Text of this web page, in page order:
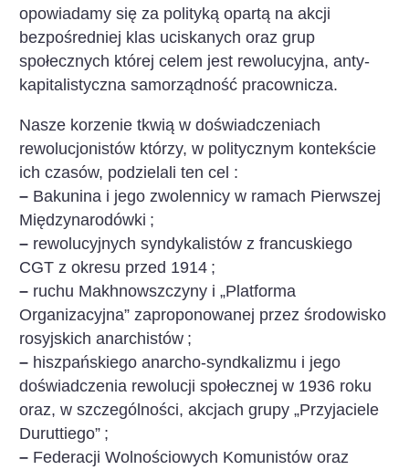
opowiadamy się za polityką opartą na akcji
bezpośredniej klas uciskanych oraz grup
społecznych której celem jest rewolucyjna, anty-
kapitalistyczna samorządność pracownicza.
Nasze korzenie tkwią w doświadczeniach
rewolucjonistów którzy, w politycznym kontekście
ich czasów, podzielali ten cel :
– Bakunina i jego zwolennicy w ramach Pierwszej
Międzynarodówki ;
– rewolucyjnych syndykalistów z francuskiego
CGT z okresu przed 1914 ;
– ruchu Makhnowszczyny i „Platforma
Organizacyjna” zaproponowanej przez środowisko
rosyjskich anarchistów ;
– hiszpańskiego anarcho-syndkalizmu i jego
doświadczenia rewolucji społecznej w 1936 roku
oraz, w szczególności, akcjach grupy „Przyjaciele
Duruttiego” ;
– Federacji Wolnościowych Komunistów oraz